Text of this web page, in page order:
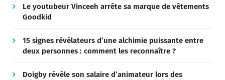
Le youtubeur Vinceeh arrête sa marque de vêtements
Goodkid
15 signes révélateurs d’une alchimie puissante entre
deux personnes : comment les reconnaître ?
Doigby révèle son salaire d’animateur lors des